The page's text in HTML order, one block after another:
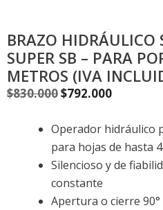
BRAZO
SUPER SB – PARA
METROS (IVA
$830.000$792.000
Operador hidráulico
para hojas de hasta
Silencioso y de
constante
Apertura o cierre